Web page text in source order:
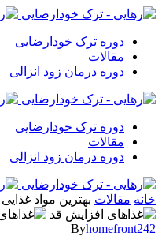
دوره ترک خودارضایی
مقالات
دوره درمان زود انزالی
دوره ترک خودارضایی
مقالات
دوره درمان زود انزالی
خانه مقالات بهترین مواد
Byhomefront242